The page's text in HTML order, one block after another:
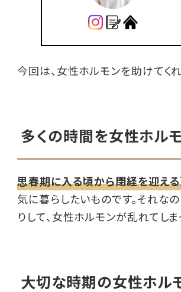
今回は、女性ホルモンを助けてく
多くの時間を女性ホル
思春期に入る頃から閉経を迎え
気に暮らしたいものです。それな
りして、女性ホルモンが乱れてしま
大切な時期の女性ホル